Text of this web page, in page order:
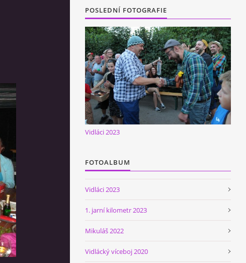
POSLEDNÍ FOTOGRAFIE
Vidláci 2023
FOTOALBUM
Vidláci 2023
1. jarní kilometr 2023
Mikuláš 2022
Vidlácký víceboj 2020